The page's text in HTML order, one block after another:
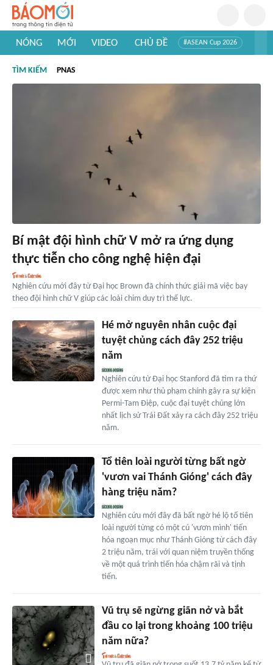
NÓNG MỚI VIDEO CHỦ ĐỀ #ASEAN Cup 2026
#Khám phá Việt Nam
TÌM KIẾM PNAS
Bí mật đội hình chữ V mở ra ứng dụng
thực tiễn cho công nghệ hiện đại
Nghiên cứu mới đây từ Đại học Brown đã chính thức giải mã việc bay
theo đội hình chữ V giúp các loài chim duy trì thể lực.
Hé mở nguyên nhân cuộc đại
tuyệt chủng cách đây 252 triệu
năm
Nghiên cứu từ Đại học Stanford đã tìm ra thứ
được xem như thủ phạm chính gây ra sự kiện
Permi-Tam Điệp, cuộc đại tuyệt chủng lớn
nhất lịch sử Trái Đất xảy ra cách đây 252 triệu
năm.
Tổ tiên loài người từng bất ngờ
'vươn vai Thánh Gióng' cách đây
hàng triệu năm?
Nghiên cứu mới đây đã bất ngờ hé lộ tổ tiên
loài người từng có một cú 'vươn mình' tiến
hóa ngoạn mục như Thánh Gióng từ cách đây
2 triệu năm, trái với quan niệm truyền thống
về một quá trình tiến hóa chậm rãi và tịnh
tiến.
Vũ trụ sẽ ngừng giãn nở và bắt
đầu co lại trong khoảng 100 triệu
năm nữa?